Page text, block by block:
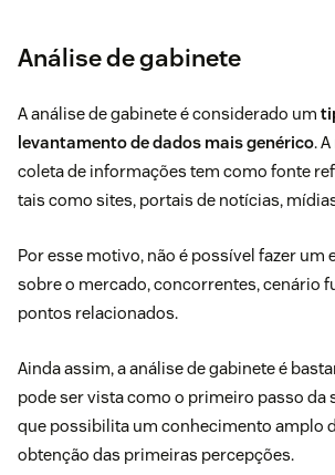
Análise de gabinete
A análise de gabinete é considerado um
levantamento de dados mais genérico.
coleta de informações tem como fonte
tais como sites, portais de notícias,
Por esse motivo, não é possível fazer um
sobre o mercado, concorrentes, cenário
pontos relacionados.
Ainda assim, a análise de gabinete é
pode ser vista como o primeiro passo da
que possibilita um conhecimento amplo
obtenção das primeiras percepções.